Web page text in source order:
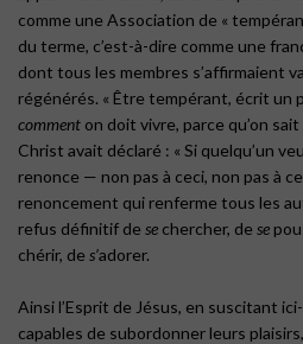
comme une Association de «
du terme, c’est-à-dire comme une
dont tous les membres s’affirmaient
régénérés. « Être tempérant, écrit un
comment on doit vivre, parce qu’on sait
Christ avait déclaré : « Si quelqu’un
renonce — non pas à ceci, non pas à
renoncement qui renferme tous les
refus définitif de se chercher, de se
chérir, de s’adorer.
Ainsi l’Esprit de Jésus, en suscitant
capables de subordonner leurs